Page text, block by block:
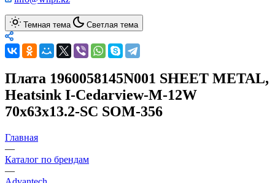
Темная тема Светлая тема
Плата 1960058145N001 SHEET METAL,
Heatsink I-Cedarview-M-12W
70x63x13.2-SC SOM-356
Главная
—
Каталог по брендам
—